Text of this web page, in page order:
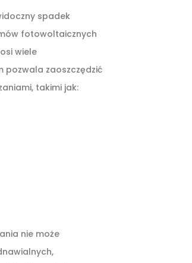
spadek
fotowoltaicznych
wiele
pozwala zaoszczędzić
takimi jak:
nie może